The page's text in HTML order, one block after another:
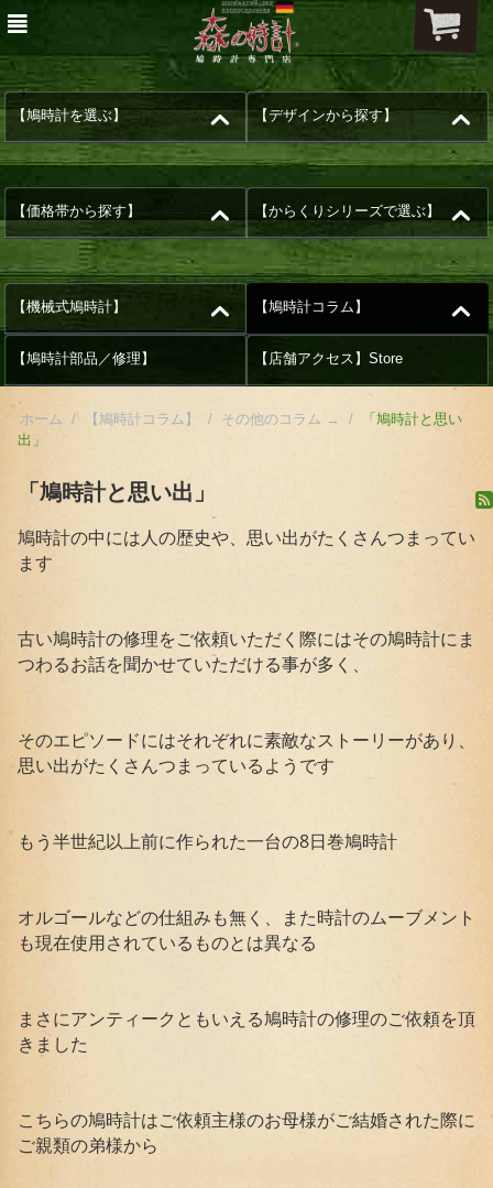
【鳩時計を選ぶ】 【デザインから探す】
【価格帯から探す】 【からくりシリーズで選ぶ】
【機械式鳩時計】 【鳩時計コラム】
【鳩時計部品／修理】 【店舗アクセス】Store
ホーム / 【鳩時計コラム】 / その他のコラム → /
「鳩時計と思い
出」
「鳩時計と思い出」
鳩時計の中には人の歴史や、思い出がたくさんつまってい
ます
古い鳩時計の修理をご依頼いただく際にはその鳩時計にま
つわるお話を聞かせていただける事が多く、
そのエピソードにはそれぞれに素敵なストーリーがあり、
思い出がたくさんつまっているようです
もう半世紀以上前に作られた一台の8日巻鳩時計
オルゴールなどの仕組みも無く、また時計のムーブメント
も現在使用されているものとは異なる
まさにアンティークともいえる鳩時計の修理のご依頼を頂
きました
こちらの鳩時計はご依頼主様のお母様がご結婚された際に
ご親類の弟様から